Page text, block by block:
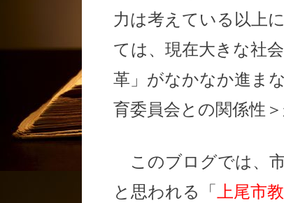
力は考えている以上
ては、現在大きな社
革」がなかなか進ま
育委員会との関係性
このブログでは、
と思われる「 上尾市